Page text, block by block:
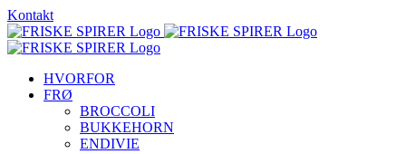
Skip
to
content
Kontakt
HVORFOR
FRØ
BROCCOLI
BUKKEHORN
ENDIVIE